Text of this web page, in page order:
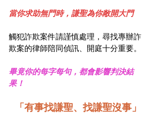
當你求助無門時，謙聖為你敞開大門
觸犯詐欺案件請謹慎處理，尋找專辦詐
欺案的律師陪同偵訊、開庭十分重要。
畢竟你的每字每句，都會影響判決結
果！
「有事找謙聖、找謙聖沒事」